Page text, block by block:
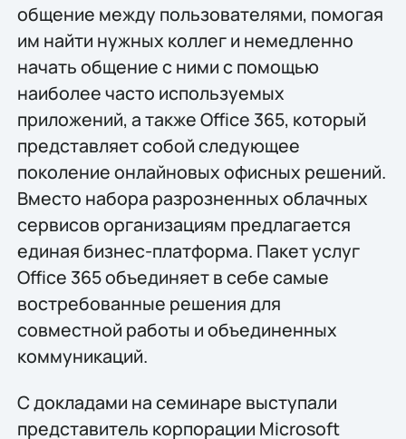
общение между пользователями, помогая
им найти нужных коллег и немедленно
начать общение с ними с помощью
наиболее часто используемых
приложений, а также Office 365, который
представляет собой следующее
поколение онлайновых офисных решений.
Вместо набора разрозненных облачных
сервисов организациям предлагается
единая бизнес-платформа. Пакет услуг
Office 365 объединяет в себе самые
востребованные решения для
совместной работы и объединенных
коммуникаций.
С докладами на семинаре выступали
представитель корпорации Microsoft